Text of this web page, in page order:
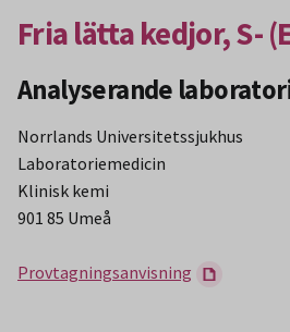
Fria lätta kedjor, S-
Analyserande
Norrlands Universitetssjukhus
Laboratoriemedicin
Klinisk kemi
901 85 Umeå
Provtagningsanvisning